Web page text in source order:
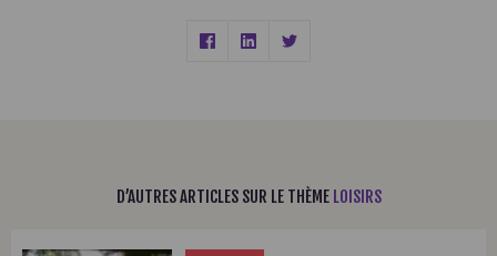
D’AUTRES ARTICLES SUR LE THÈME LOISIRS